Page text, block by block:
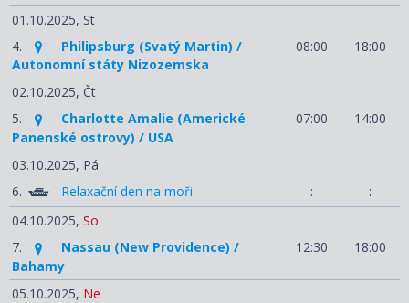
01.10.2025, St
4.
Philipsburg (Svatý Martin) /
Autonomní státy Nizozemska
08:00 18:00
02.10.2025, Čt
5.
Charlotte Amalie (Americké
Panenské ostrovy) / USA
07:00 14:00
03.10.2025, Pá
6.
Relaxační den na moři --:--
--:--
04.10.2025, So
7.
Nassau (New Providence) /
Bahamy
12:30 18:00
05.10.2025, Ne